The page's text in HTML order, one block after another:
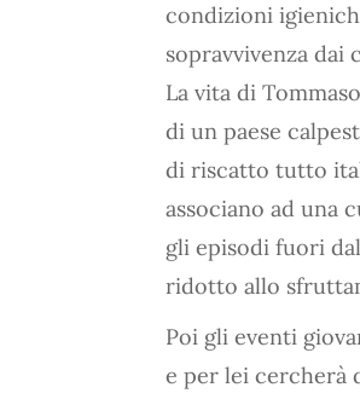
condizioni
sopravvivenza dai
La vita di
di un paese
di riscatto tutto
associano ad una
gli episodi fuori
ridotto allo
Poi gli eventi
e per lei cercherà